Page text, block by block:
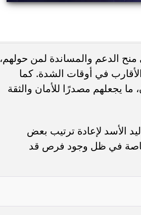
منح الدعم والمساندة لمن حولهم،
في أوقات الشدة. كما
ما يجعلهم مصدرًا للأمان والثقة
أمام مواليد الأسد لإعادة ترتيب بعض
خاصة في ظل وجود فرص قد
وظائف لمن تجاوزوا 40 عامًا..
وزارة العمل ورابط التسجيل